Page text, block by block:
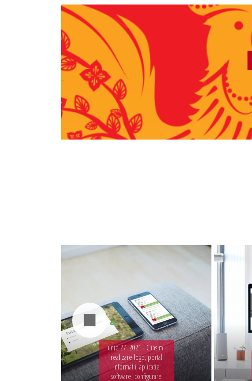
iunie 27, 2021 - Clinsim -
realizare logo, portal
informatii, aplicatie
software, configurare